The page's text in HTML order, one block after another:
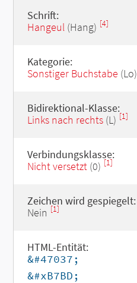
Schrift:
Hangeul(Hang) [4]
Kategorie:
Sonstiger Buchstabe (Lo)
Bidirektional-Klasse:
Links nach rechts(L) [1]
Verbindungsklasse:
Nicht versetzt(0) [1]
Zeichen wird gespiegelt:
Nein [1]
HTML-Entität:
&#47037;
&#xB7BD;